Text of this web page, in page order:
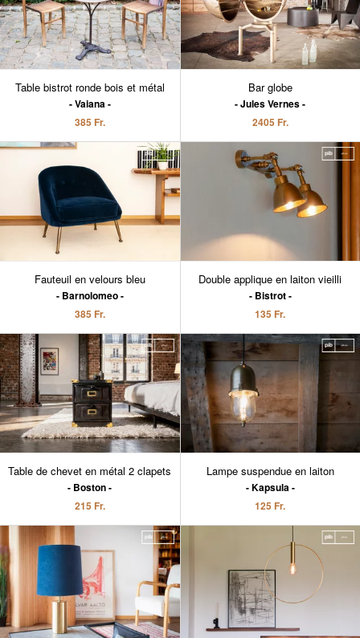
Table bistrot ronde bois et métal
Vaiana
385 Fr.
Bar globe
Jules Vernes
2405 Fr.
Fauteuil en velours bleu
Barnolomeo
385 Fr.
Double applique en laiton vieilli
Bistrot
135 Fr.
Table de chevet en métal 2 clapets
Boston
215 Fr.
Lampe suspendue en laiton
Kapsula
125 Fr.